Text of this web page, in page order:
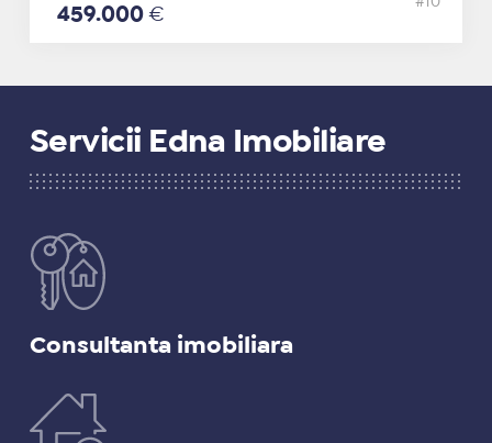
459.000 €
Servicii Edna Imobiliare
Consultanta imobiliara